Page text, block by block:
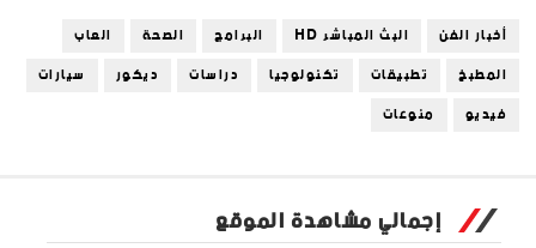
أخبار الفن البث المباشر HD البرامج الصحة
العاب
المطبخ
تطبيقات تكنولوجيا دراسات ديكور
سيارات
فيديو
منوعات
إجمالي مشاهدة الموقع